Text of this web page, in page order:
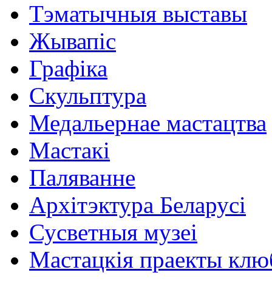
Тэматычныя выставы
Жывапіс
Графіка
Скульптура
Медальернае мастацтва
Мастакі
Паляванне
Архітэктура Беларусі
Сусветныя музеі
Мастацкія праекты